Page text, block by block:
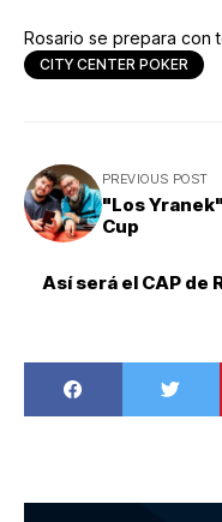
Rosario se prepara con
CITY CENTER POKER
PREVIOUS POST
"Los
Cup
Así será el CAP de